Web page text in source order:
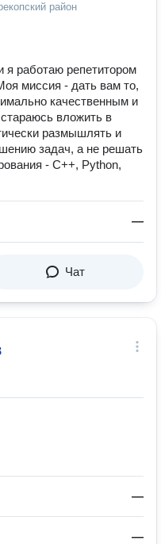
район
я работаю репетитором
миссия - дать вам то,
качественным и
вложить в
размышлять и
задач, а не решать
- С++, Python,
—
Чат
—
—